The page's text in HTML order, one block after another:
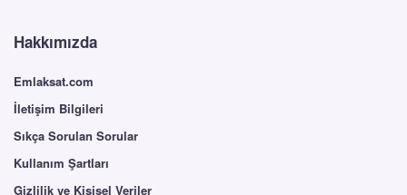
Hakkımızda
Emlaksat.com
İletişim Bilgileri
Sıkça Sorulan Sorular
Kullanım Şartları
Gizlilik ve Kişisel Veriler